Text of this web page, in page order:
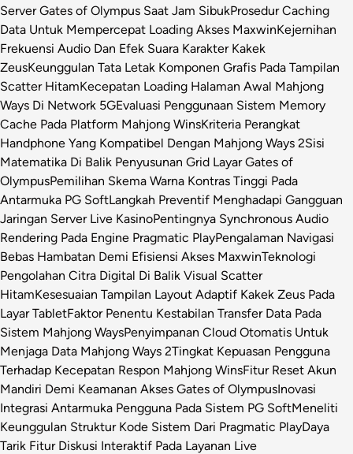
Server Gates of Olympus Saat Jam SibukProsedur Caching
Data Untuk Mempercepat Loading Akses MaxwinKejernihan
Frekuensi Audio Dan Efek Suara Karakter Kakek
ZeusKeunggulan Tata Letak Komponen Grafis Pada Tampilan
Scatter HitamKecepatan Loading Halaman Awal Mahjong
Ways Di Network 5GEvaluasi Penggunaan Sistem Memory
Cache Pada Platform Mahjong WinsKriteria Perangkat
Handphone Yang Kompatibel Dengan Mahjong Ways 2Sisi
Matematika Di Balik Penyusunan Grid Layar Gates of
OlympusPemilihan Skema Warna Kontras Tinggi Pada
Antarmuka PG SoftLangkah Preventif Menghadapi Gangguan
Jaringan Server Live KasinoPentingnya Synchronous Audio
Rendering Pada Engine Pragmatic PlayPengalaman Navigasi
Bebas Hambatan Demi Efisiensi Akses MaxwinTeknologi
Pengolahan Citra Digital Di Balik Visual Scatter
HitamKesesuaian Tampilan Layout Adaptif Kakek Zeus Pada
Layar TabletFaktor Penentu Kestabilan Transfer Data Pada
Sistem Mahjong WaysPenyimpanan Cloud Otomatis Untuk
Menjaga Data Mahjong Ways 2Tingkat Kepuasan Pengguna
Terhadap Kecepatan Respon Mahjong WinsFitur Reset Akun
Mandiri Demi Keamanan Akses Gates of OlympusInovasi
Integrasi Antarmuka Pengguna Pada Sistem PG SoftMeneliti
Keunggulan Struktur Kode Sistem Dari Pragmatic PlayDaya
Tarik Fitur Diskusi Interaktif Pada Layanan Live